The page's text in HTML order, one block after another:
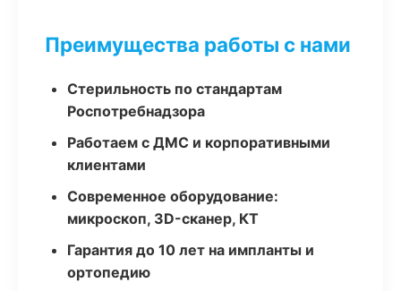
Преимущества работы с нами
Стерильность по стандартам
Роспотребнадзора
Работаем с ДМС и корпоративными
клиентами
Современное оборудование:
микроскоп, 3D-сканер, КТ
Гарантия до 10 лет на импланты и
ортопедию